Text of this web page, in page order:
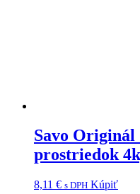
Savo Originál
prostriedok
8,11 € s DPH Kúpiť